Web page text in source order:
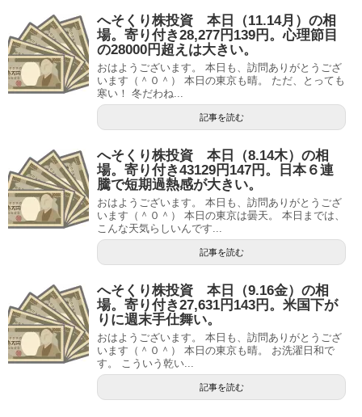
へそくり株投資 本日（11.14月）の相
場。寄り付き28,277円139円。心理節目
の28000円超えは大きい。
おはようございます。 本日も、訪問ありがとうござ
います（＾０＾） 本日の東京も晴。 ただ、とっても
寒い！ 冬だわね...
記事を読む
へそくり株投資 本日（8.14木）の相
場。寄り付き43129円147円。日本６連
騰で短期過熱感が大きい。
おはようございます。 本日も、訪問ありがとうござ
います（＾０＾） 本日の東京は曇天。 本日までは、
こんな天気らしいんです...
記事を読む
へそくり株投資 本日（9.16金）の相
場。寄り付き27,631円143円。米国下が
りに週末手仕舞い。
おはようございます。 本日も、訪問ありがとうござ
います（＾０＾） 本日の東京も晴。 お洗濯日和で
す。 こういう乾い...
記事を読む